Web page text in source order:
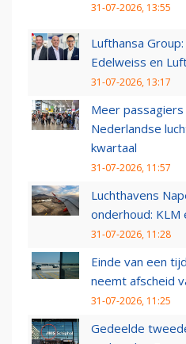
31-07-2026, 13:55
Lufthansa
Edelweiss en
31-07-2026, 13:17
Meer
Nederlandse
kwartaal
31-07-2026, 11:57
Luchthavens
onderhoud: KLM
31-07-2026, 11:28
Einde van een
neemt afscheid
31-07-2026, 11:25
Gedeelde